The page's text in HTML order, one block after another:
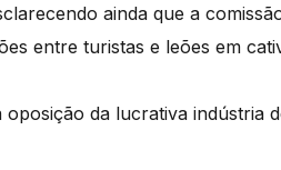
ainda que a
entre turistas e leões em
da lucrativa indústria